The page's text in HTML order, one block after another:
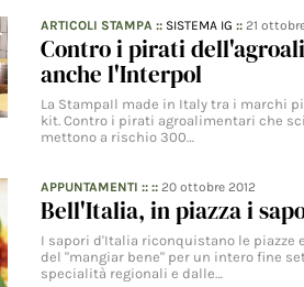
ARTICOLI STAMPA :: SISTEMA IG ::21
Contro i pirati
anche l'Interpol
La StampaIl made in Italy tra i marchi
kit. Contro i pirati agroalimentari che
mettono a rischio 300…
APPUNTAMENTI :: ::20 ottobre 2012
Bell'Italia, in piazza i
I sapori d'Italia riconquistano le piazze
del "mangiar bene" per un intero fine
specialità regionali e dalle…